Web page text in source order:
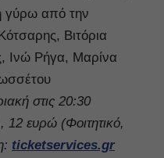
γύρω από την
Βιτόρια
Ινώ Ρήγα, Μαρίνα
στις 20:30
12 ευρώ (Φοιτητικό,
ticketservices.gr